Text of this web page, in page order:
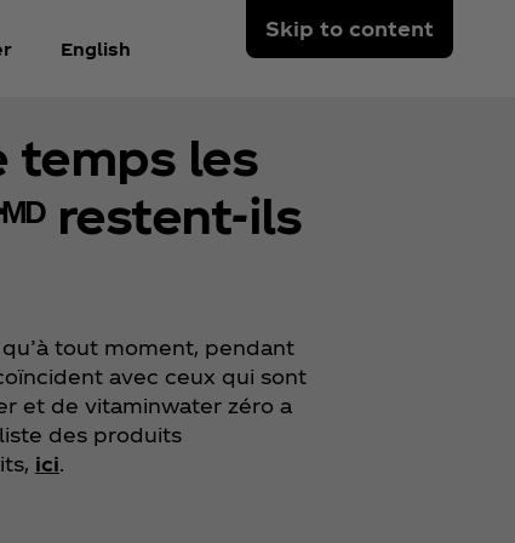
Skip to content
English
temps les
restent-ils
tout moment, pendant
avec ceux qui sont
et de vitaminwater zéro a
des produits
ici.